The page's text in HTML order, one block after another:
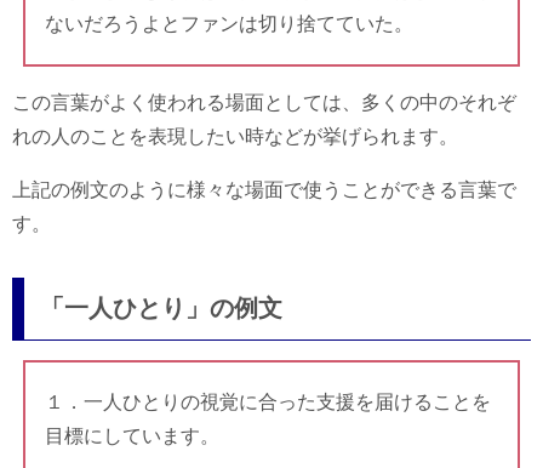
ないだろうよとファンは切り捨てていた。
この言葉がよく使われる場面としては、多くの中のそれぞ
れの人のことを表現したい時などが挙げられます。
上記の例文のように様々な場面で使うことができる言葉で
す。
「一人ひとり」の例文
１．一人ひとりの視覚に合った支援を届けることを
目標にしています。